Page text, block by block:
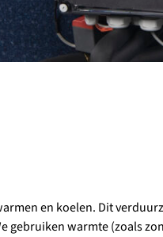
en koelen. Dit
gebruiken warmte (zoals